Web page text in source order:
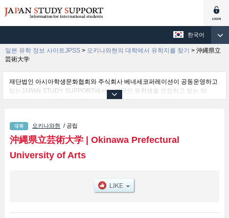
한국어
일본 유학 정보 사이트JPSS > 오키나와현의 대학에서 유학지를 찾기 > 沖縄県立
芸術大学
재단법인 아시아학생문화협회와 주식회사 베네세코퍼레이션이 공동운영하고
있는JAPAN STUDY SUPPORT에서는 외국인 유학생을 모집하고 있는 약
1,300여 개의 대학・대학원・단기대학・전문학교의 정보를 게재하고 있습니
Arts & Crafts 학부및Faculty of Music 학부 등의 학부별 정보, 모집정원과 합격
자수 등의 입시정보, 시설안내, 교통정보 등 외국인 유학생에게 유익하고 필요
한 정보를 게재하고 있으므로 많이 이용해 주시기 바랍니다.
오키나와현 / 공립
沖縄県立芸術大学| Okinawa Prefectural
University of Arts